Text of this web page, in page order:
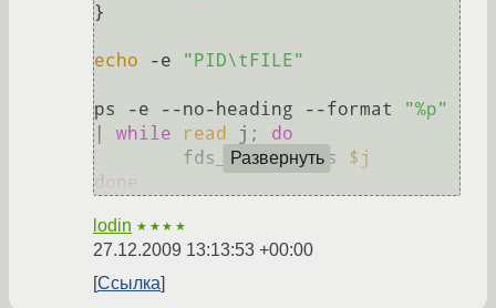
}
echo -e "PID\tFILE"
ps -e --no-heading --format
"%p"
while read j; do
        fds_of_process
$j
done
Развернуть
lodin ★★★★
27.12.2009 13:13:53 +00:00
Ссылка